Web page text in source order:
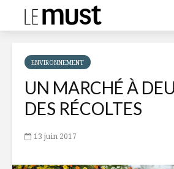
ENVIRONNEMENT
UN MARCHÉ À
DES RÉCOLTES
13 juin 2017